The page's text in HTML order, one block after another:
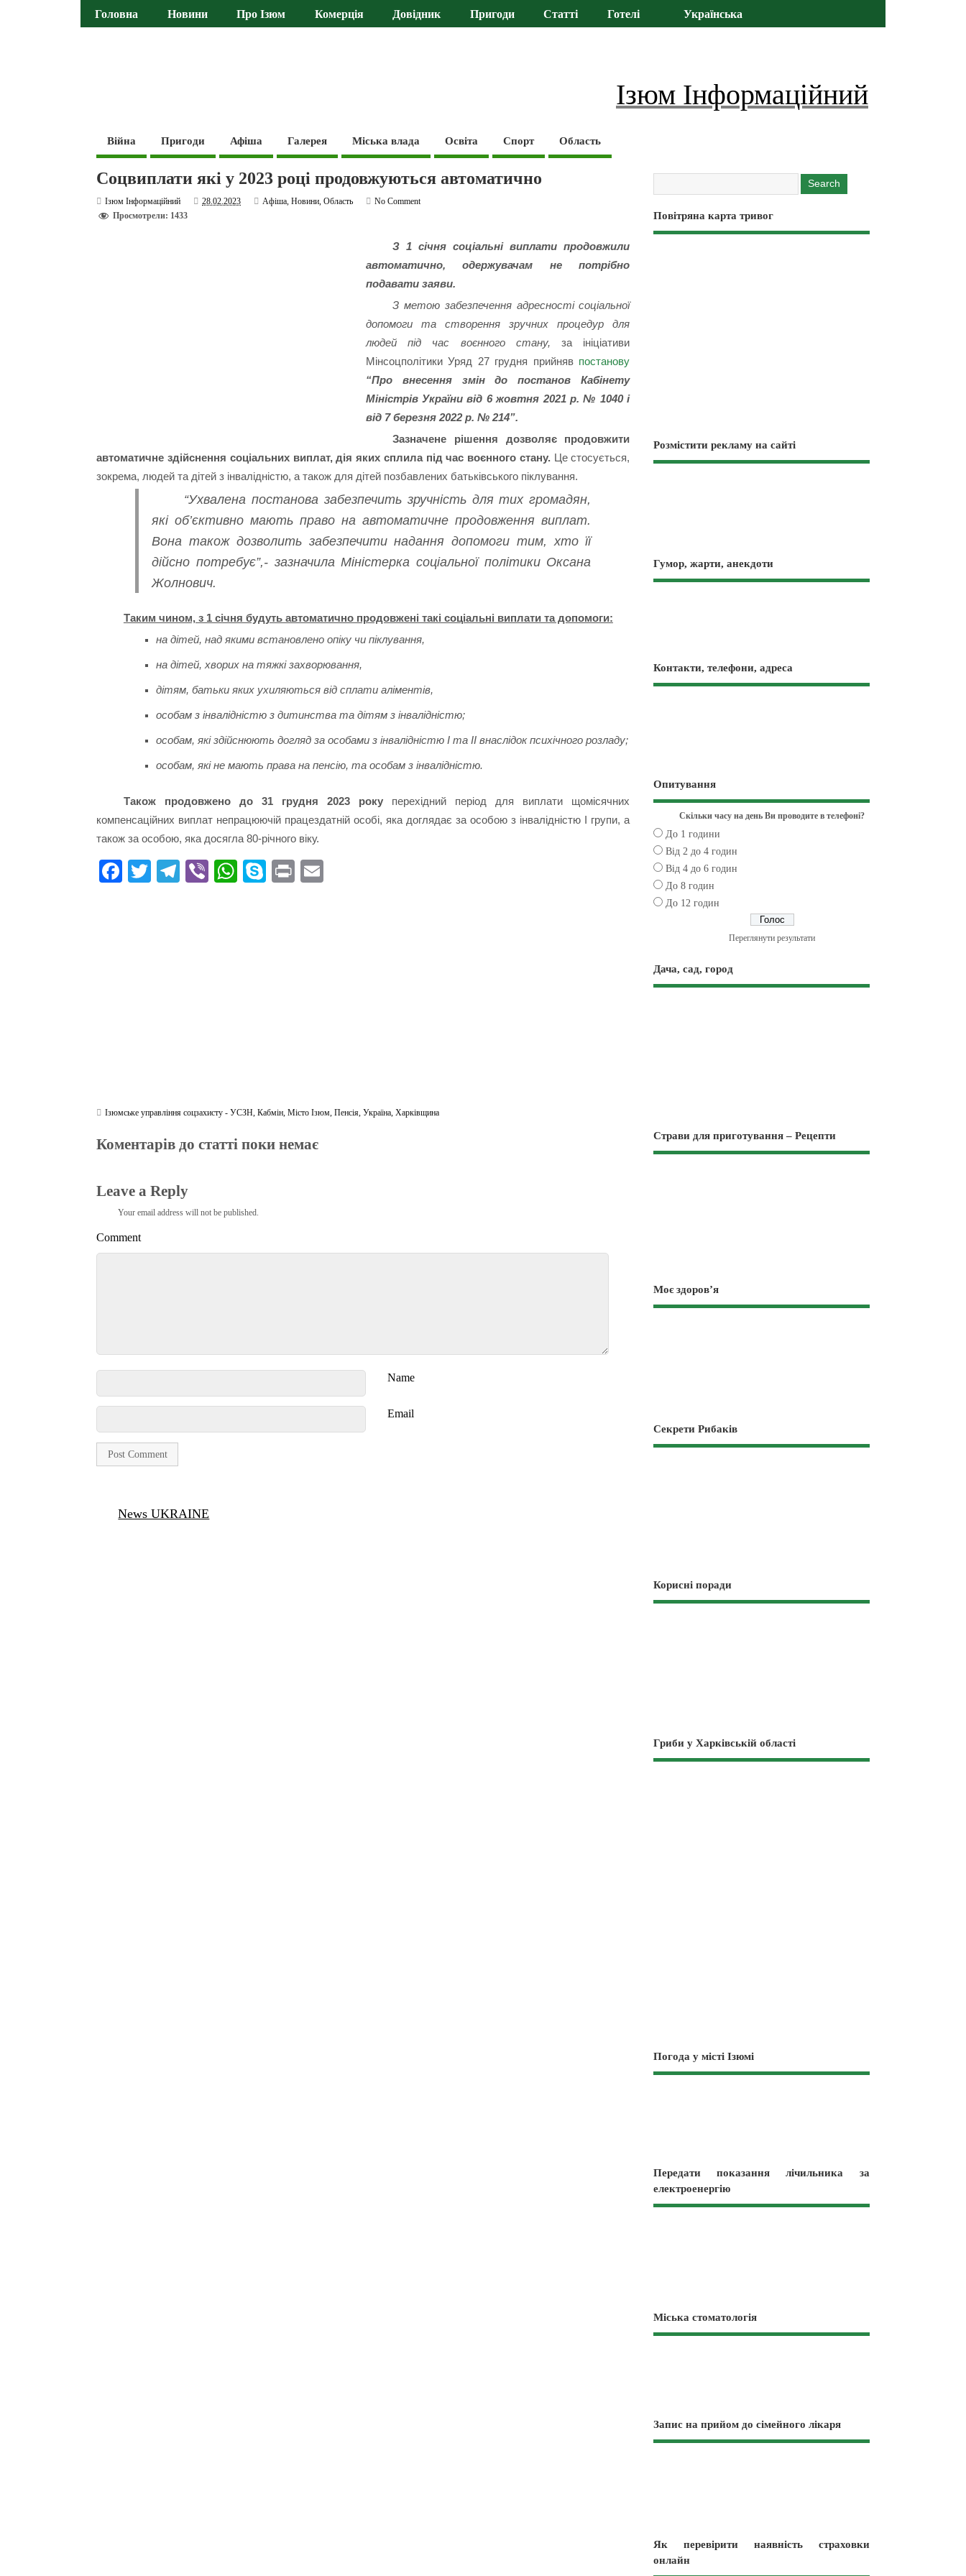
Головна Новини Про Ізюм Комерція Довідник Пригоди Статті Готелі Українська
Ізюм Інформаційний
Війна Пригоди Афіша Галерея Міська влада Освіта Спорт Область
Соцвиплати які у 2023 році продовжуються автоматично
Ізюм Інформаційний 28.02.2023 Афіша,Новини,Область
No Comment
Просмотрели: 1433
З 1 січня соціальні виплати продовжили
автоматично, одержувачам не потрібно
подавати заяви.
З метою забезпечення адресності соціальної
допомоги та створення зручних процедур для
людей під час воєнного стану, за ініціативи
Мінсоцполітики Уряд 27 грудня прийняв постанову
“Про внесення змін до постанов Кабінету
Міністрів України від 6 жовтня 2021 р. № 1040 і
від 7 березня 2022 р. № 214”.
Зазначене рішення дозволяє продовжити
автоматичне здійснення соціальних виплат, дія яких сплила під час воєнного стану.Це стосується,
зокрема, людей та дітей з інвалідністю, а також для дітей позбавлених батьківського піклування.
“Ухвалена постанова забезпечить зручність для тих громадян,
які об’єктивно мають право на автоматичне продовження виплат.
Вона також дозволить забезпечити надання допомоги тим, хто її
дійсно потребує”,- зазначила Міністерка соціальної політики Оксана
Жолнович.
Таким чином, з 1 січня будуть автоматично продовжені такі соціальні виплати та допомоги:
на дітей, над якими встановлено опіку чи піклування,
на дітей, хворих на тяжкі захворювання,
дітям, батьки яких ухиляються від сплати аліментів,
особам з інвалідністю з дитинства та дітям з інвалідністю;
особам, які здійснюють догляд за особами з інвалідністю І та ІІ внаслідок психічного розладу;
особам, які не мають права на пенсію, та особам з інвалідністю.
Також продовжено до 31 грудня 2023 року перехідний період для виплати щомісячних
компенсаційних виплат непрацюючій працездатній особі, яка доглядає за особою з інвалідністю I групи, а
також за особою, яка досягла 80-річного віку.
Fa T
Te Vi
W
S
Pr
Ізюмське управління соцзахисту - УСЗН,Кабмін,Місто Ізюм,Пенсія,Україна,Харківщина
Коментарів до статті поки немає
Leave a Reply
Your email address will not be published.
Comment
Name
Email
News UKRAINE
Повітряна карта тривог
Розмістити рекламу на сайті
Гумор, жарти, анекдоти
Контакти, телефони, адреса
Опитування
Скільки часу на день Ви проводите в телефоні?
До 1 години
Від 2 до 4 годин
Від 4 до 6 годин
До 8 годин
До 12 годин
Переглянути результати
Дача, сад, город
Страви для приготування – Рецепти
Моє здоров’я
Секрети Рибаків
Корисні поради
Гриби у Харківській області
Погода у місті Ізюмі
Передати показання лічильника за
електроенергію
Міська стоматологія
Запис на прийом до сімейного лікаря
Як перевірити наявність страховки
онлайн